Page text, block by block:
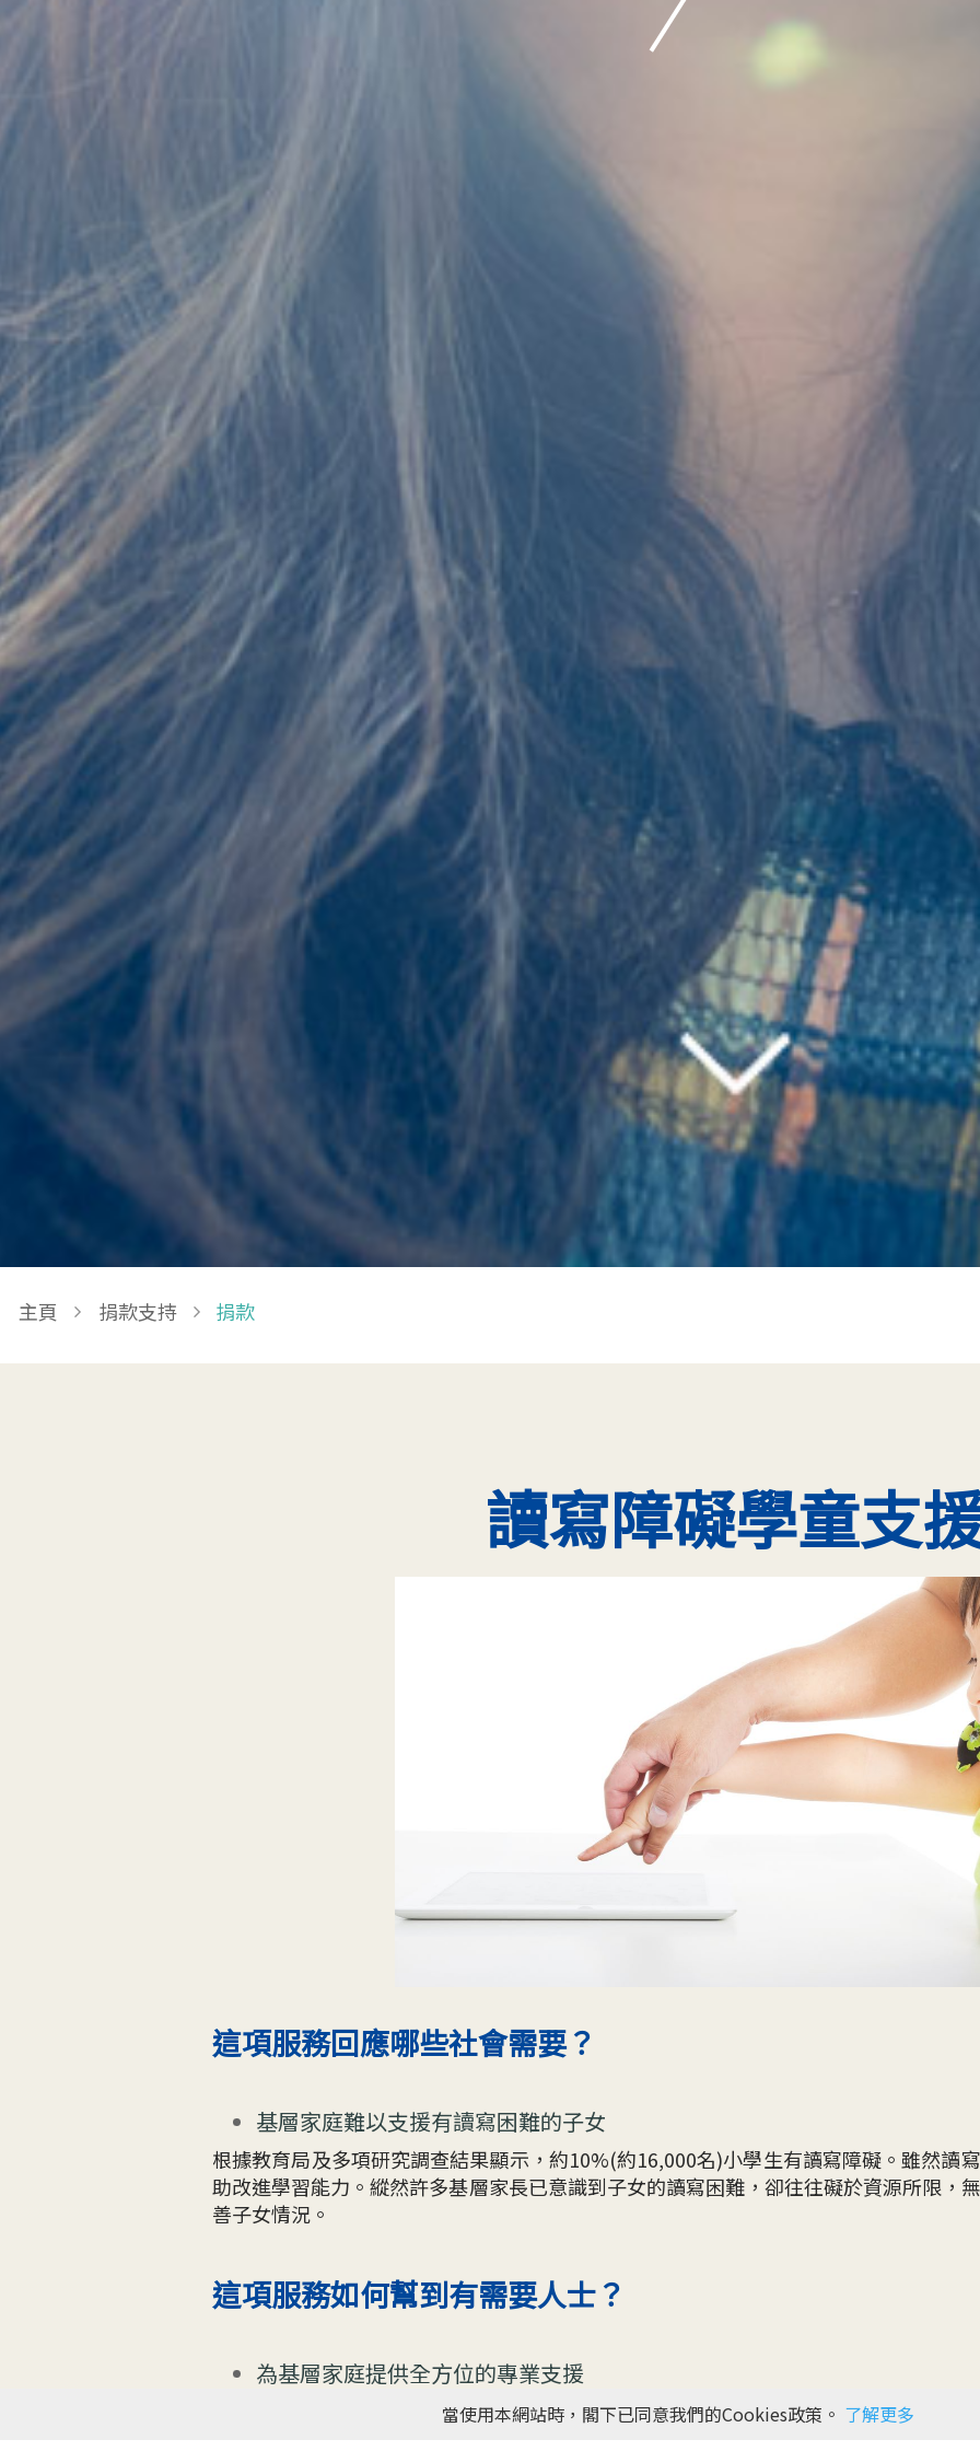
Breadcrumb
主頁 捐款支持 捐款
讀寫障礙學童支
這項服務回應哪些社會需要？
基層家庭難以支援有讀寫困難的子女
根據教育局及多項研究調查結果顯示，約10%(約16,000名)小學生有讀寫障礙。雖然讀
助改進學習能力。縱然許多基層家長已意識到子女的讀寫困難，卻往往礙於資源所限，
善子女情況。
這項服務如何幫到有需要人士？
為基層家庭提供全方位的專業支援
本計劃以基層家庭能夠負擔的價錢，由社工、教育心理學家、職業治療師、藝術治療師
當使用本網站時，閣下已同意我們的Cookies政策。 了解更多